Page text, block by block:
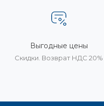
Выгодные цены
Скидки. Возврат НДС 20%